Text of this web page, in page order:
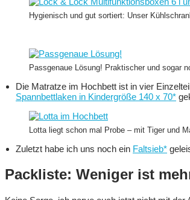
Hygienisch und gut sortiert: Unser
Passgenaue Lösung! Praktischer und sogar
Die Matratze im Hochbett ist in vier
Spannbettlaken in Kindergröße 140 x 70*
Lotta liegt schon mal Probe – mit Tiger und
Zuletzt habe ich uns noch ein Faltsieb*
Packliste: Weniger ist